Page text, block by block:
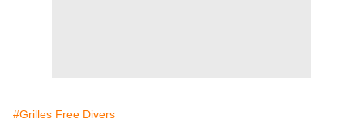
#Grilles Free Divers